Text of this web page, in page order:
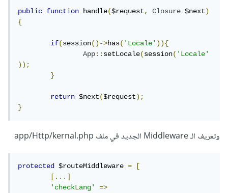
public function handle($request, Closure $next)
{
if(session()->has('Locale')){
App::setLocale(session('Locale'
));
}
return $next($request);
}
وتعريف الـ Middleware الجديد في ملف app/Http/kernal.php
protected $routeMiddleware =
[
[...]
'checkLang'
=>